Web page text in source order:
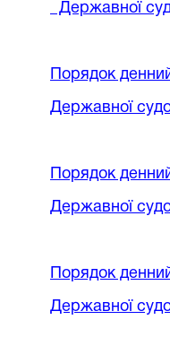
Державної
Порядок
Державної
Порядок
Державної
Порядок
Державної